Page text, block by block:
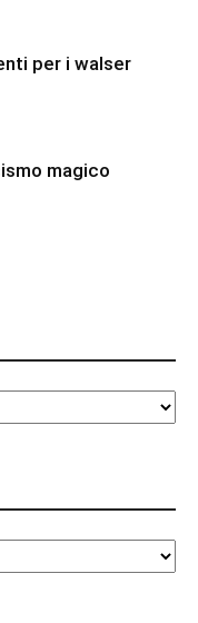
per i walser
magico